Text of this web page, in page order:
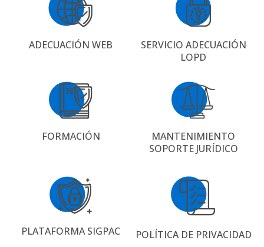
ADECUACIÓN WEB
SERVICIO ADECUACIÓN
LOPD
FORMACIÓN
MANTENIMIENTO
SOPORTE JURÍDICO
PLATAFORMA SIGPAC POLÍTICA DE PRIVACIDAD